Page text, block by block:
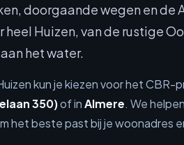
doorgaande wegen en de
heel Huizen, van de rustige
het water.
kun je kiezen voor het CBR-
350)of inAlmere. We
het beste past bij je woonadres